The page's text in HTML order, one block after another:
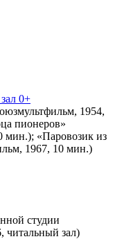
0+
1954,
пионеров»
мин.); «Паровозик из
1967, 10 мин.)
студии
читальный зал)